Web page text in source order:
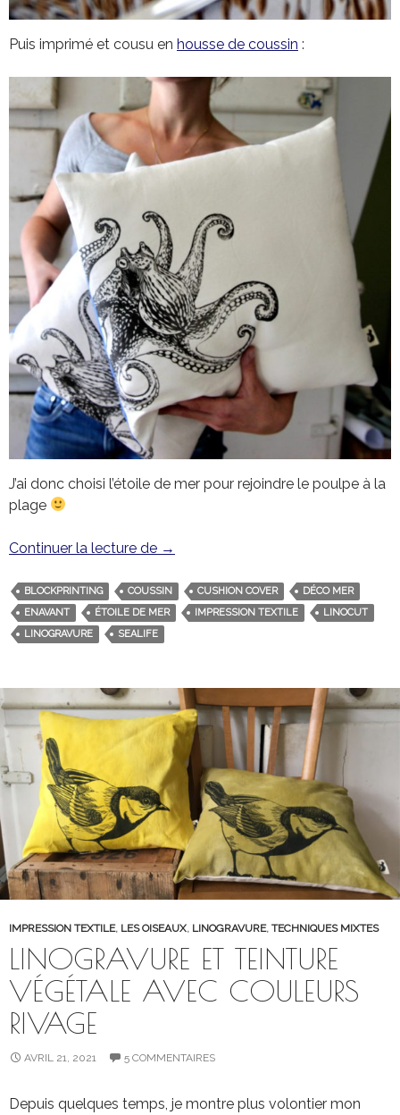
Puis imprimé et cousu en housse de coussin :
J’ai donc choisi l’étoile de mer pour rejoindre le poulpe à la
plage
Continuer la lecture de Impression sur tissu : l’étoile de mer
→
BLOCKPRINTING COUSSIN CUSHION COVER
DÉCO MER
ENAVANT
ÉTOILE DE MER IMPRESSION TEXTILE
LINOCUT
LINOGRAVURE
SEALIFE
IMPRESSION TEXTILE, LES OISEAUX, LINOGRAVURE, TECHNIQUES MIXTES
LINOGRAVURE ET TEINTURE
VÉGÉTALE AVEC COULEURS
RIVAGE
AVRIL 21, 2021 5 COMMENTAIRES
Depuis quelques temps, je montre plus volontier mon